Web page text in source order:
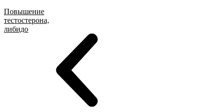
Повышение
тестостерона,
либидо